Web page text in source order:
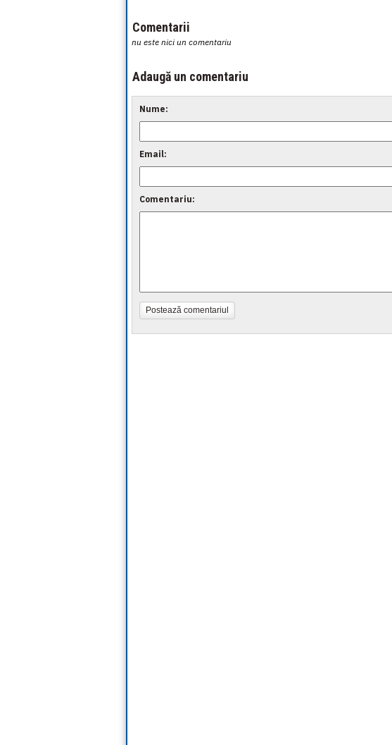
Comentarii
nu este nici un comentariu
Adaugă un comentariu
Nume:
Email:
Comentariu:
Postează comentariul